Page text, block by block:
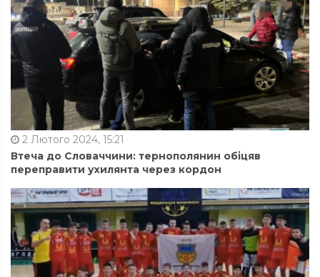
2 Лютого 2024, 15:21
Втеча до Словаччини: тернополянин обіцяв
переправити ухилянта через кордон